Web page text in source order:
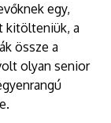
egy,
kitölteniük, a
össze a
olyan senior